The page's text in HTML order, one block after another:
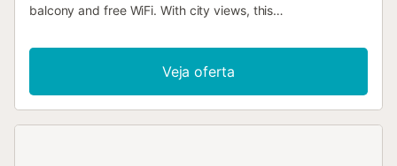
balcony and free WiFi. With city views, this
Veja oferta